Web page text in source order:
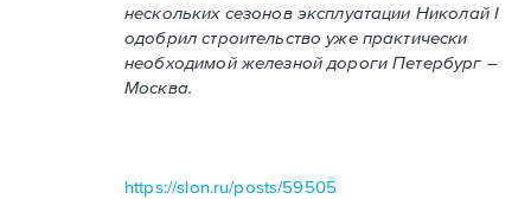
нескольких сезонов эксплуатации Николай I
одобрил строительство уже практически
необходимой железной дороги Петербург –
Москва.
https://slon.ru/posts/59505